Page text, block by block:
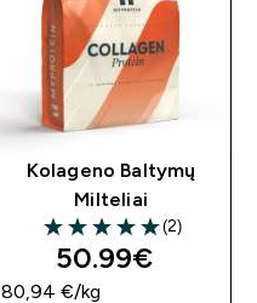
Kolageno Baltymų
Milteliai
5 out of 5 stars
(2)
50.99€‎
80,94 €‎/kg